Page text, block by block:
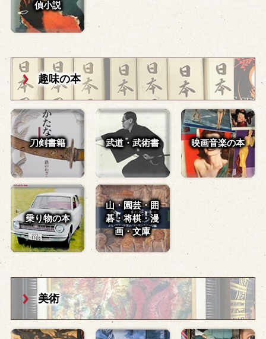
偵小説
趣味の本
刀剣書籍 武道・武術書 映画音楽の本
乗り物の本
山・園芸・囲
碁・将棋・漫
画・文庫
美術